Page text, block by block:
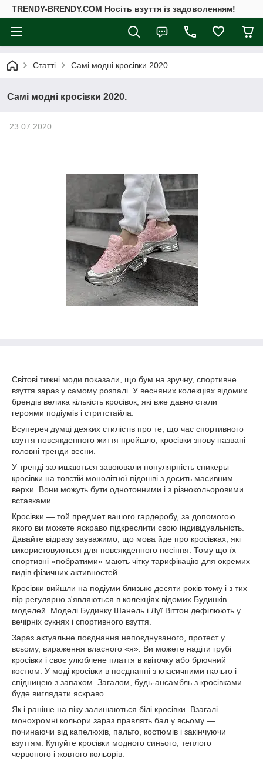
TRENDY-BRENDY.COM Носіть взуття із задоволенням!
Статті Самі модні кросівки 2020.
Самі модні кросівки 2020.
23.07.2020
Світові тижні моди показали, що бум на зручну, спортивне
взуття зараз у самому розпалі. У весняних колекціях відомих
брендів велика кількість кросівок, які вже давно стали
героями подіумів і стритстайла.
Всупереч думці деяких стилістів про те, що час спортивного
взуття повсякденного життя пройшло, кросівки знову названі
головні тренди весни.
У тренді залишаються завоювали популярність сникеры —
кросівки на товстій монолітної підошві з досить масивним
верхи. Вони можуть бути однотонними і з різнокольоровими
вставками.
Кросівки — той предмет вашого гардеробу, за допомогою
якого ви можете яскраво підкреслити свою індивідуальність.
Давайте відразу зауважимо, що мова йде про кросівках, які
використовуються для повсякденного носіння. Тому що їх
спортивні «побратими» мають чітку тарифікацію для окремих
видів фізичних активностей.
Кросівки вийшли на подіуми близько десяти років тому і з тих
пір регулярно з'являються в колекціях відомих Будинків
моделей. Моделі Будинку Шанель і Луї Віттон дефілюють у
вечірніх сукнях і спортивного взуття.
Зараз актуальне поєднання непоєднуваного, протест у
всьому, вираження власного «я». Ви можете надіти грубі
кросівки і своє улюблене плаття в квіточку або брючний
костюм. У моді кросівки в поєднанні з класичними пальто і
спідницею з запахом. Загалом, будь-ансамбль з кросівками
буде виглядати яскраво.
Як і раніше на піку залишаються білі кросівки. Взагалі
монохромні кольори зараз правлять бал у всьому —
починаючи від капелюхів, пальто, костюмів і закінчуючи
взуттям. Купуйте кросівки модного синього, теплого
червоного і жовтого кольорів.